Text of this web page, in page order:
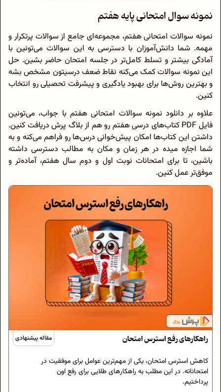
نمونه سوال امتحانی پایه هفتم
نمونه سوالات امتحانی هفتم، مجموعه‌ای جامع از سوالات پرتکرار و
مهمه. شما دانش‌آموزان با دسترسی به این سوالات می‌تونین با
آمادگی بیشتر و تسلط کامل‌تر در جلسه امتحان حاضر بشین. حل
این نمونه سوالات کمک می‌کنه نقاط ضعف درسیتون مشخص بشه
و بهترین روش‌ها برای بهبود یادگیری و پیشرفت تحصیلی رو انتخاب
کنین.
علاوه بر دانلود نمونه سوالات امتحانی هفتم با جواب، می‌تونین
فایل PDF کتاب‌های درسی هفتم رو هم از بلاگ پرش دریافت کنین.
داشتن این کتاب‌ها امکان پیش‌خوانی درس‌ها رو فراهم می‌کنه و به
شما اجازه میده در هر زمان و مکان به مطالب دسترسی داشته
باشین، تا برای امتحانات نوبت اول و دوم سال هفتم، آماده‌تر و
موفق‌تر عمل کنین.
مقاله پیشنهادی راهکارهای رفع استرس امتحان
کاهش استرس امتحان، یکی از مهم‌ترین عوامل برای موفقیت در
امتحاناته. در این مطلب به راهکارهای طلایی برای رفع اون
پرداختیم.